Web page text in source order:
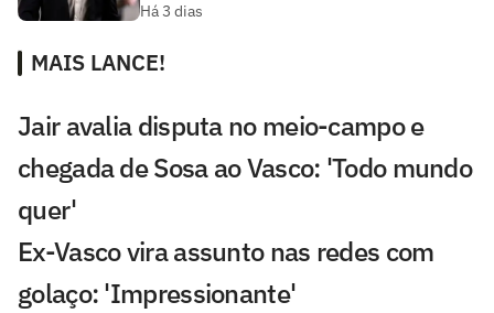
Há 3 dias
MAIS LANCE!
Jair avalia disputa no meio-campo e
chegada de Sosa ao Vasco: 'Todo mundo
quer'
Ex-Vasco vira assunto nas redes com
golaço: 'Impressionante'